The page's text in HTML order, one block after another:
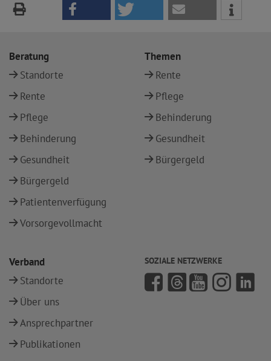
Beratung
Standorte
Rente
Pflege
Behinderung
Gesundheit
Bürgergeld
Patientenverfügung
Vorsorgevollmacht
Themen
Rente
Pflege
Behinderung
Gesundheit
Bürgergeld
Verband
Standorte
Über uns
Ansprechpartner
Publikationen
SOZIALE NETZWERKE